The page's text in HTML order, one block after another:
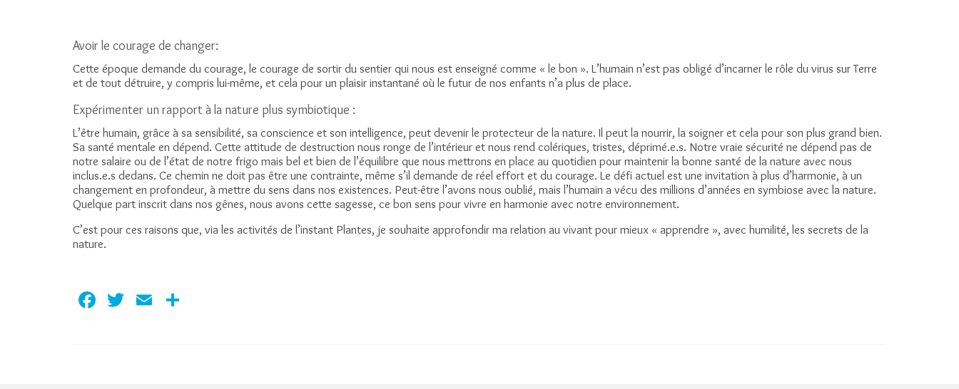
Avoir le courage de changer:
Cette époque demande du courage, le courage de sortir du sentier qui nous est enseigné comme « le bon ». L’humain n’est pas obligé d’incarner le rôle du virus sur Terre
et de tout détruire, y compris lui-même, et cela pour un plaisir instantané où le futur de nos enfants n’a plus de place.
Expérimenter un rapport à la nature plus symbiotique :
L’être humain, grâce à sa sensibilité, sa conscience et son intelligence, peut devenir le protecteur de la nature. Il peut la nourrir, la soigner et cela pour son plus grand bien.
Sa santé mentale en dépend. Cette attitude de destruction nous ronge de l’intérieur et nous rend colériques, tristes, déprimé.e.s. Notre vraie sécurité ne dépend pas de
notre salaire ou de l’état de notre frigo mais bel et bien de l’équilibre que nous mettrons en place au quotidien pour maintenir la bonne santé de la nature avec nous
inclus.e.s dedans. Ce chemin ne doit pas être une contrainte, même s’il demande de réel effort et du courage. Le défi actuel est une invitation à plus d’harmonie, à un
changement en profondeur, à mettre du sens dans nos existences. Peut-être l’avons nous oublié, mais l’humain a vécu des millions d’années en symbiose avec la nature.
Quelque part inscrit dans nos gênes, nous avons cette sagesse, ce bon sens pour vivre en harmonie avec notre environnement.
C’est pour ces raisons que, via les activités de l’instant Plantes, je souhaite approfondir ma relation au vivant pour mieux « apprendre », avec humilité, les secrets de la
nature.
Facebook
TwitterEmail